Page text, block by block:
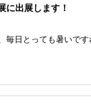
に出展します！
毎日とっても暑いです